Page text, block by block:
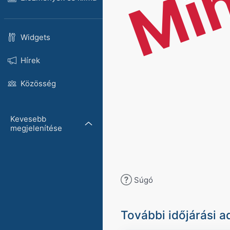
Widgets
Hírek
Közösség
Kevesebb
megjelenítése
Súgó
További időjárási